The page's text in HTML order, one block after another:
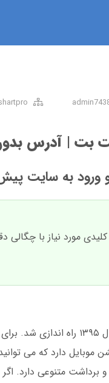
بت | آدرس
به سایت
و تمام کلمات کلیدی مورد
لست بت یک سایت شرط بندی
موبایل دارد که می
متنوعی دارد.